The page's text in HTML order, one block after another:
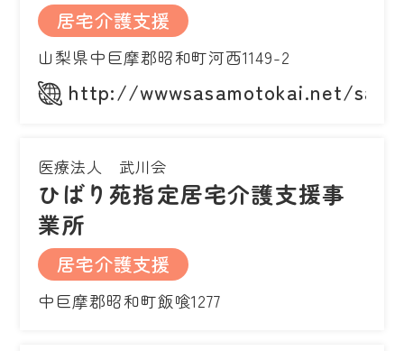
居宅介護支援
山梨県中巨摩郡昭和町河西1149-2
http://wwwsasamotokai.net/
医療法人 武川会
ひばり苑指定居宅介護支援事
業所
居宅介護支援
中巨摩郡昭和町飯喰1277